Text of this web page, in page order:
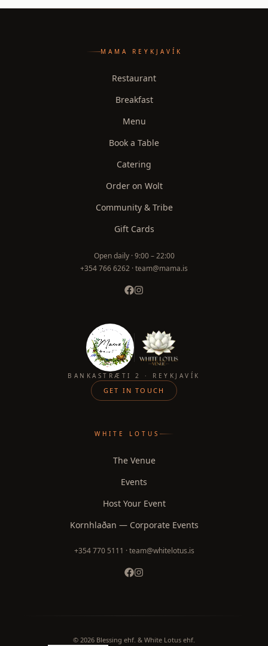
MAMA REYKJAVÍK
Restaurant
Breakfast
Menu
Book a Table
Catering
Order on Wolt
Community & Tribe
Gift Cards
Open daily ·9:00 – 22:00
+354 766 6262 · team@mama.is
BANKASTRÆTI 2 · REYKJAVÍK
GET IN TOUCH
WHITE LOTUS
The Venue
Events
Host Your Event
Kornhlaðan — Corporate Events
+354 770 5111 · team@whitelotus.is
© 2026 Blessing ehf. & White Lotus ehf.